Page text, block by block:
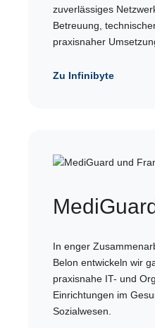
zuverlässiges
Betreuung,
praxisnaher
Zu Infinibyte
In enger
Belon entwickeln wir
praxisnahe IT- und
Einrichtungen im
Sozialwesen.